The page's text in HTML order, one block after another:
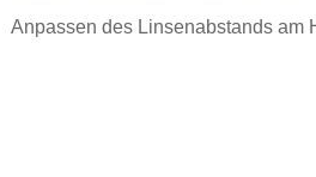
Anpassen des Linsenabstands am